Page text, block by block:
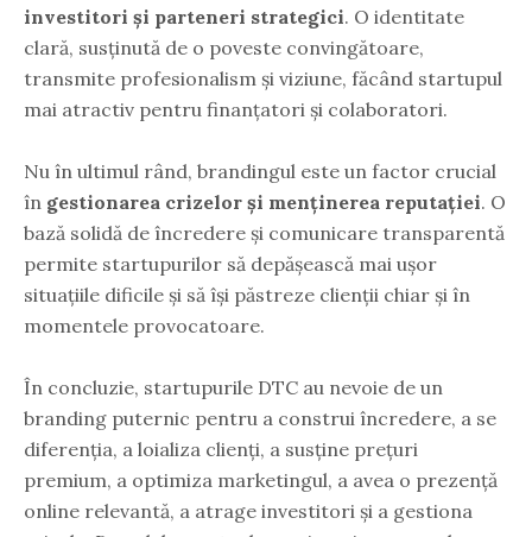
investitori și parteneri strategici. O identitate
clară, susținută de o poveste convingătoare,
transmite profesionalism și viziune, făcând startupul
mai atractiv pentru finanțatori și colaboratori.
Nu în ultimul rând, brandingul este un factor crucial
în gestionarea crizelor și menținerea reputației. O
bază solidă de încredere și comunicare transparentă
permite startupurilor să depășească mai ușor
situațiile dificile și să își păstreze clienții chiar și în
momentele provocatoare.
În concluzie, startupurile DTC au nevoie de un
branding puternic pentru a construi încredere, a se
diferenția, a loializa clienți, a susține prețuri
premium, a optimiza marketingul, a avea o prezență
online relevantă, a atrage investitori și a gestiona